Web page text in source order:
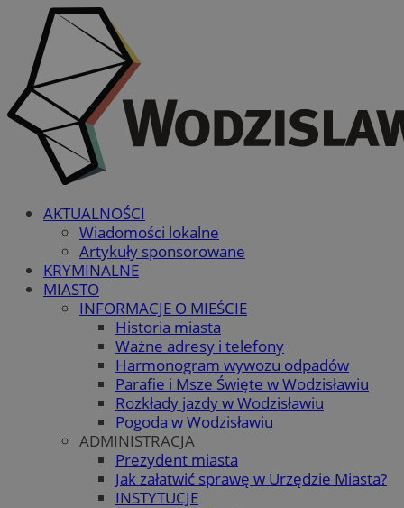
AKTUALNOŚCI
Wiadomości lokalne
Artykuły sponsorowane
KRYMINALNE
MIASTO
INFORMACJE O MIEŚCIE
Historia miasta
Ważne adresy i telefony
Harmonogram wywozu odpadów
Parafie i Msze Święte w Wodzisławiu
Rozkłady jazdy w Wodzisławiu
Pogoda w Wodzisławiu
ADMINISTRACJA
Prezydent miasta
Jak załatwić sprawę w Urzędzie Miasta?
INSTYTUCJE